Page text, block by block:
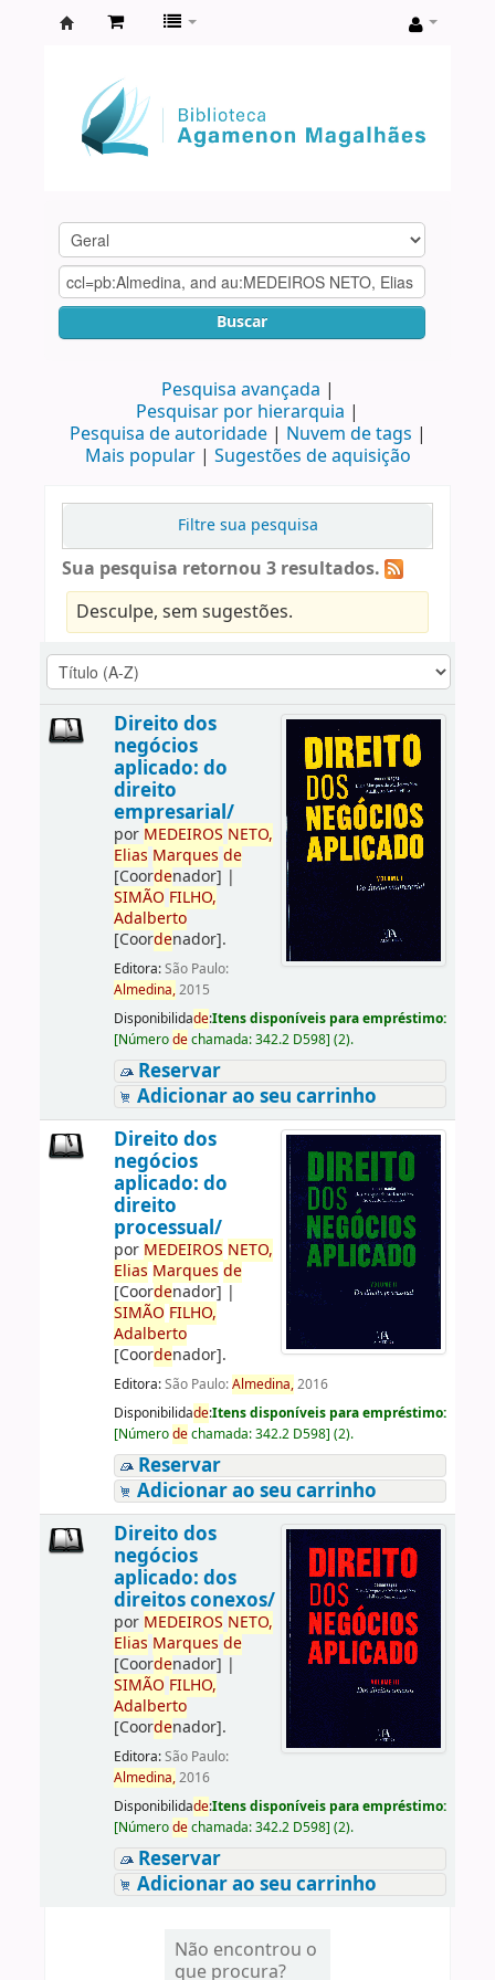
Agamenon
Magalhães
Buscar
Pesquisa avançada
Pesquisar por hierarquia
Pesquisa de autoridade
Nuvem de tags
Mais popular
Sugestões de aquisição
Filtre sua pesquisa
Sua pesquisa retornou 3 resultados.
Desculpe, sem sugestões.
Direito dos
negócios
aplicado: do
direito
empresarial/
por MEDEIROS NETO,
Elias Marques de
[Coordenador] |
SIMÃO FILHO,
Adalberto
[Coordenador].
Editora:São Paulo:
Almedina,2015
Disponibilidade:Itens disponíveis para empréstimo:
[Númerodechamada:342.2 D598] (2).
Reservar
Adicionar ao seu carrinho
Direito dos
negócios
aplicado: do
direito
processual/
por MEDEIROS NETO,
Elias Marques de
[Coordenador] |
SIMÃO FILHO,
Adalberto
[Coordenador].
Editora:São Paulo:Almedina,2016
Disponibilidade:Itens disponíveis para empréstimo:
[Númerodechamada:342.2 D598] (2).
Reservar
Adicionar ao seu carrinho
Direito dos
negócios
aplicado: dos
direitos conexos/
por MEDEIROS NETO,
Elias Marques de
[Coordenador] |
SIMÃO FILHO,
Adalberto
[Coordenador].
Editora:São Paulo:
Almedina,2016
Disponibilidade:Itens disponíveis para empréstimo:
[Númerodechamada:342.2 D598] (2).
Reservar
Adicionar ao seu carrinho
Não encontrou o
que procura?